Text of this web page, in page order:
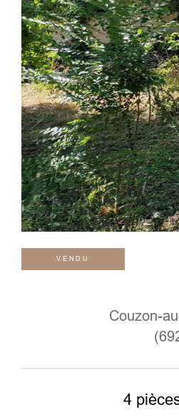
VENDU
Couzon-
4